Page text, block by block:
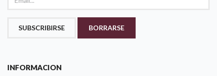
SUBSCRIBIRSE BORRARSE
INFORMACION